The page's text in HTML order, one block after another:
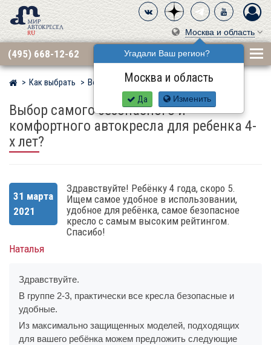
Москва и область
Угадали Ваш регион?
Москва и область
Да Изменить
(495) 668-12-62
Мир детских автокресел
Как выбрать Вопросы
Выбор самого безопасного и
комфортного автокресла для ребенка 4-
х лет?
31 марта
2021
Здравствуйте! Ребёнку 4 года, скоро 5.
Ищем самое удобное в использовании,
удобное для ребёнка, самое безопасное
кресло с самым высоким рейтингом.
Спасибо!
Наталья
Здравствуйте.
В группе 2-3, практически все кресла безопасные и
удобные.
Из максимально защищенных моделей, подходящих
для вашего ребёнка можем предложить следующие